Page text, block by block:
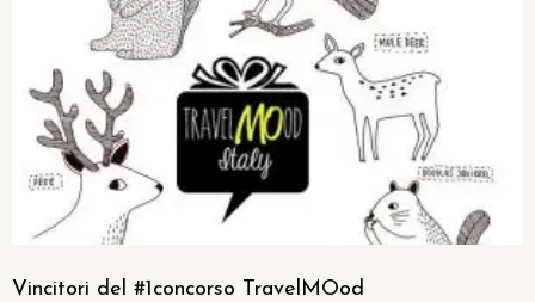
Vincitori del #1concorso TravelMOod